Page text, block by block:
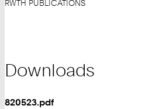
RWTH PUBLICATIONS
Downloads
820523.pdf